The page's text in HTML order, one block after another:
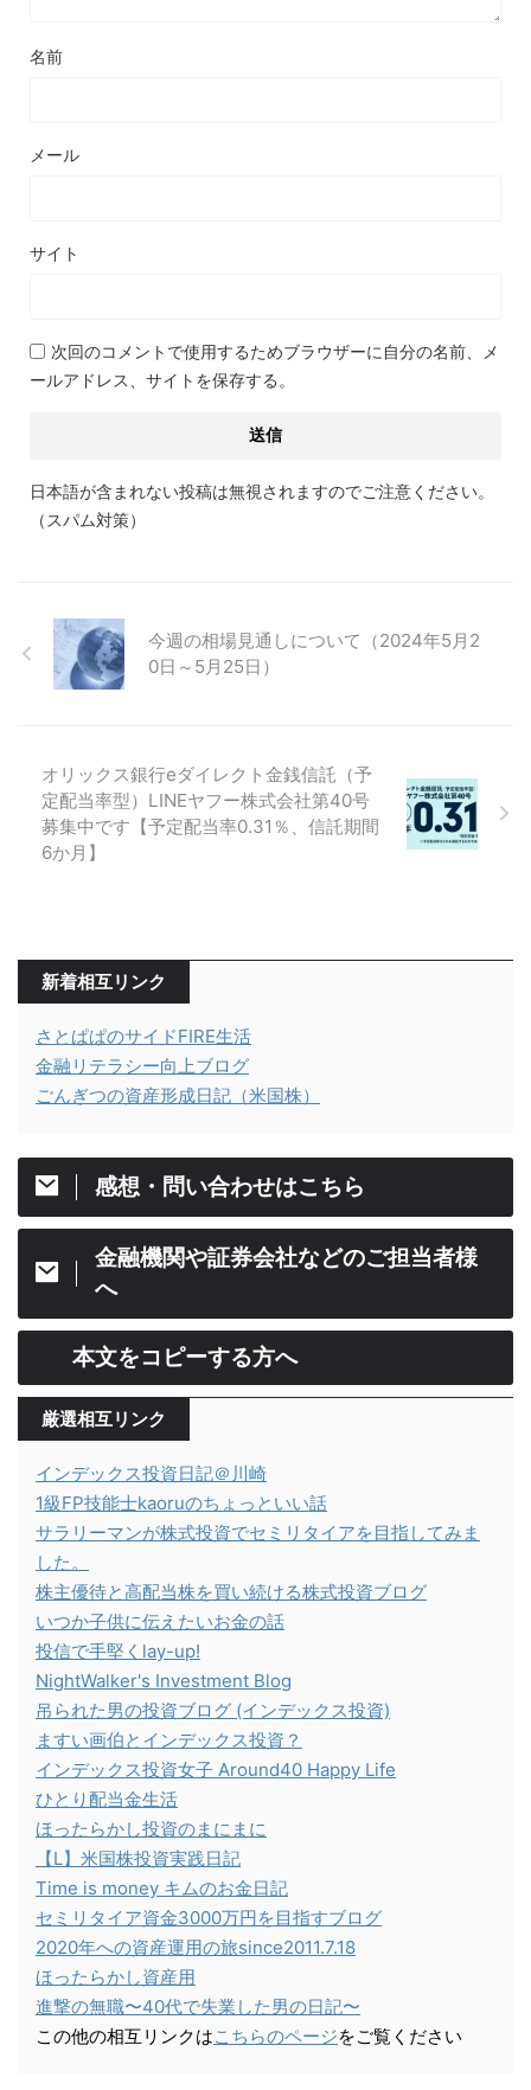
名前
メール
サイト
次回のコメントで使用するためブラウザーに自分の名前、メ
ールアドレス、サイトを保存する。
日本語が含まれない投稿は無視されますのでご注意ください。
（スパム対策）
今週の相場見通しについて（2024年5月2
0日～5月25日）
オリックス銀行eダイレクト金銭信託（予
定配当率型）LINEヤフー株式会社第40号
募集中です【予定配当率0.31％、信託期間
6か月】
新着相互リンク
さとぱぱのサイドFIRE生活
金融リテラシー向上ブログ
ごんぎつの資産形成日記（米国株）
感想・問い合わせはこちら
金融機関や証券会社などのご担当者様
へ
本文をコピーする方へ
厳選相互リンク
インデックス投資日記＠川崎
1級FP技能士kaoruのちょっといい話
サラリーマンが株式投資でセミリタイアを目指してみま
した。
株主優待と高配当株を買い続ける株式投資ブログ
いつか子供に伝えたいお金の話
投信で手堅くlay-up!
NightWalker's Investment Blog
吊られた男の投資ブログ (インデックス投資)
ますい画伯とインデックス投資？
インデックス投資女子 Around40 Happy Life
ひとり配当金生活
ほったらかし投資のまにまに
【L】米国株投資実践日記
Time is money キムのお金日記
セミリタイア資金3000万円を目指すブログ
2020年への資産運用の旅since2011.7.18
ほったらかし資産用
進撃の無職〜40代で失業した男の日記〜
この他の相互リンクはこちらのページをご覧ください